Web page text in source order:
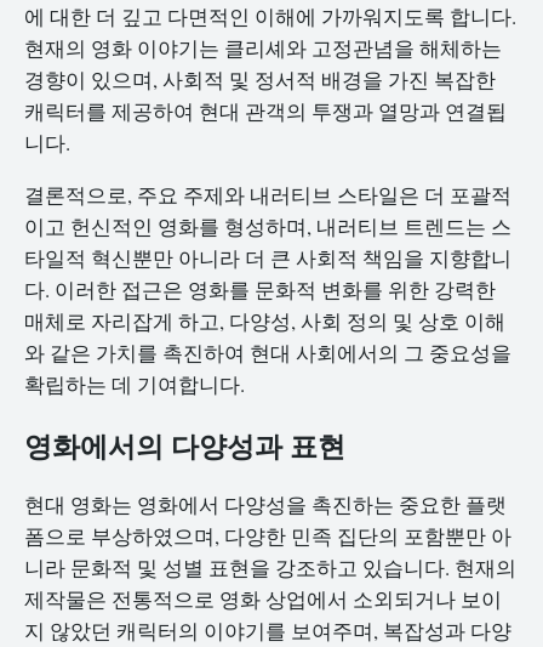
에 대한 더 깊고 다면적인 이해에 가까워지도록 합니다.
현재의 영화 이야기는 클리셰와 고정관념을 해체하는
경향이 있으며, 사회적 및 정서적 배경을 가진 복잡한
캐릭터를 제공하여 현대 관객의 투쟁과 열망과 연결됩
니다.
결론적으로, 주요 주제와 내러티브 스타일은 더 포괄적
이고 헌신적인 영화를 형성하며, 내러티브 트렌드는 스
타일적 혁신뿐만 아니라 더 큰 사회적 책임을 지향합니
다. 이러한 접근은 영화를 문화적 변화를 위한 강력한
매체로 자리잡게 하고, 다양성, 사회 정의 및 상호 이해
와 같은 가치를 촉진하여 현대 사회에서의 그 중요성을
확립하는 데 기여합니다.
영화에서의 다양성과 표현
현대 영화는 영화에서 다양성을 촉진하는 중요한 플랫
폼으로 부상하였으며, 다양한 민족 집단의 포함뿐만 아
니라 문화적 및 성별 표현을 강조하고 있습니다. 현재의
제작물은 전통적으로 영화 상업에서 소외되거나 보이
지 않았던 캐릭터의 이야기를 보여주며, 복잡성과 다양